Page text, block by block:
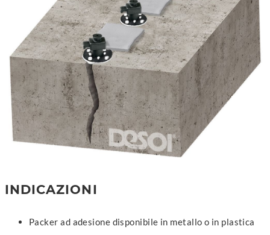
INDICAZIONI
Packer ad adesione disponibile in metallo o in plastica